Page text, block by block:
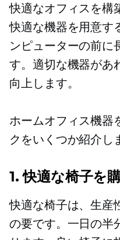
快適なオフィスを構
快適な機器を用意す
ンピューターの前に
す。適切な機器があ
向上します。
ホームオフィス機器
クをいくつか紹介し
1. 快適な椅子を
快適な椅子は、生産
の要です。一日の半